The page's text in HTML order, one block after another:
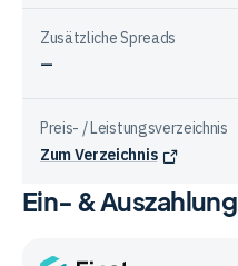
Zusätzliche Spreads
—
Preis- / Leistungsverzeichnis
Zum Verzeichnis
Vergleichstabelle
Gebühren
Ein- & Auszahlung